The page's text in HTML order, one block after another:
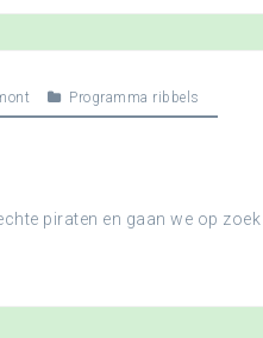
Programma ribbels
piraten en gaan we op